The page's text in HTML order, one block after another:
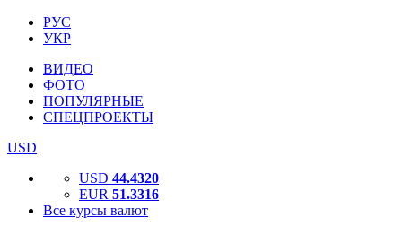
РУС
УКР
ВИДЕО
ФОТО
ПОПУЛЯРНЫЕ
СПЕЦПРОЕКТЫ
USD
USD 44.4320
EUR 51.3316
Все курсы валют